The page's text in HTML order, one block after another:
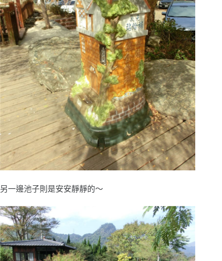
另一邊池子則是安安靜靜的～